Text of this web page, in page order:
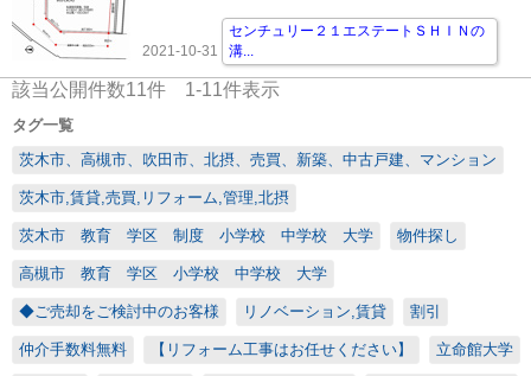
2021-10-31
センチュリー２１エステートＳＨＩＮの
溝...
該当公開件数11件 1-11件表示
タグ一覧
茨木市、高槻市、吹田市、北摂、売買、新築、中古戸建、マンション
茨木市,賃貸,売買,リフォーム,管理,北摂
茨木市 教育 学区 制度 小学校 中学校 大学 物件探し
高槻市 教育 学区 小学校 中学校 大学
◆ご売却をご検討中のお客様 リノベーション,賃貸 割引
仲介手数料無料 【リフォーム工事はお任せください】 立命館大学